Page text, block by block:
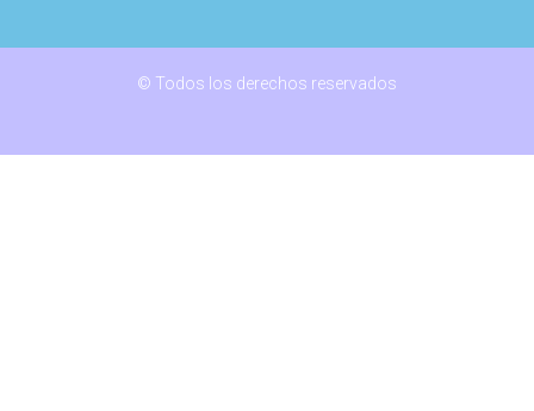
© Todos los derechos reservados